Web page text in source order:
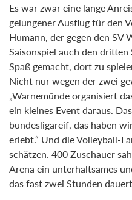
Es war zwar eine lange
gelungener Ausflug für den
Humann, der gegen den SV
Saisonspiel auch den
Spaß gemacht, dort zu
Nicht nur wegen der zwei
„Warnemünde organisiert
ein kleines Event daraus.
bundesligareif, das haben
erlebt.“ Und die Volleyball-
schätzen. 400 Zuschauer
Arena ein unterhaltsames
das fast zwei Stunden